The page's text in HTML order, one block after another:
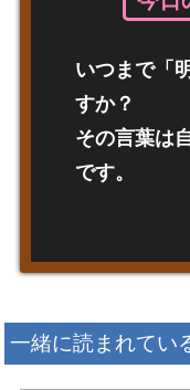
いつまで「
すか？
その言葉は
です。
一緒に読まれてい